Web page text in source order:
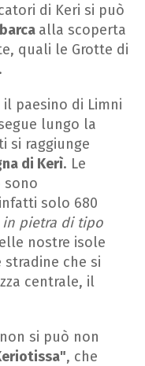
di Keri si può
barca alla scoperta
quali le Grotte di
paesino di Limni
lungo la
si raggiunge
di Kerì. Le
sono
solo 680
pietra di tipo
nostre isole
stradine che si
centrale, il
si può non
, che